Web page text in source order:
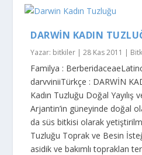
DARWIN KADIN
Yazar: bitkiler |28 Kas 2011 |
Familya :
darvviniiTürkçe : DARWİN
Kadın Tuzluğu Doğal Yayılış
Arjantin’in güneyinde doğal
da süs bitkisi olarak
Tuzluğu Toprak ve Besin
asidik ve bakımlı topraklan